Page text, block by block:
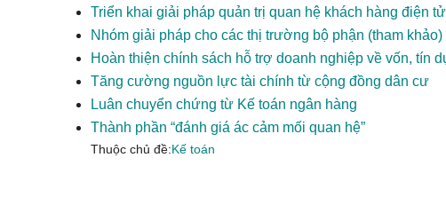
Triển khai giải pháp quản trị quan hệ khách hàng điện
Nhóm giải pháp cho các thị trường bộ phận (tham khảo)
Hoàn thiện chính sách hỗ trợ doanh nghiệp về vốn, tín
Tăng cường nguồn lực tài chính từ cộng đồng dân cư
Luân chuyển chứng từ Kế toán ngân hàng
Thành phần “đánh giá ác cảm mối quan hệ”
Thuộc chủ đề:Kế toán